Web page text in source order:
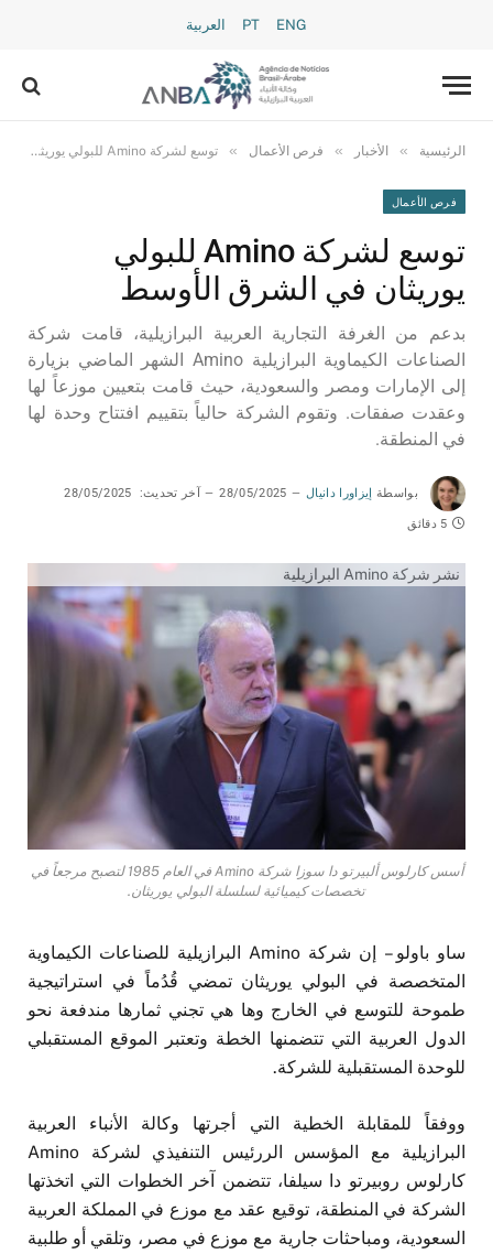
PT ENG العربية
الرئيسية » الأخبار » فرص الأعمال » توسع لشركة Amino للبولي يوريثان في الشرق الأوسط
فرص الأعمال
توسع لشركة Amino للبولي
يوريثان في الشرق الأوسط
بدعم من الغرفة التجارية العربية البرازيلية، قامت شركة
الصناعات الكيماوية البرازيلية Amino الشهر الماضي بزيارة
إلى الإمارات ومصر والسعودية، حيث قامت بتعيين موزعاً لها
وعقدت صفقات. وتقوم الشركة حالياً بتقييم افتتاح وحدة لها
في المنطقة.
بواسطة إيزاورا دانيال 28/05/2025 آخر تحديث: 28/05/2025
5 دقائق
نشر شركة Amino البرازيلية
أسس كارلوس ألبيرتو دا سوزا شركة Amino في العام 1985 لتصبح مرجعاً في
تخصصات كيميائية لسلسلة البولي يوريثان.
ساو باولو – إن شركة Amino البرازيلية للصناعات الكيماوية
المتخصصة في البولي يوريثان تمضي قُدُماً في استراتيجية
طموحة للتوسع في الخارج وها هي تجني ثمارها مندفعة نحو
الدول العربية التي تتضمنها الخطة وتعتبر الموقع المستقبلي
للوحدة المستقبلية للشركة.
ووفقاً للمقابلة الخطية التي أجرتها وكالة الأنباء العربية
البرازيلية مع المؤسس الررئيس التنفيذي لشركة Amino
كارلوس روبيرتو دا سيلفا، تتضمن آخر الخطوات التي اتخذتها
الشركة في المنطقة، توقيع عقد مع موزع في المملكة العربية
السعودية، ومباحثات جارية مع موزع في مصر، وتلقي أو طلبية